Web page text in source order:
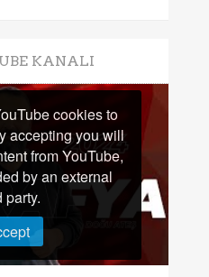
KANALI
cookies to
accepting you will
from YouTube,
by an external
party.